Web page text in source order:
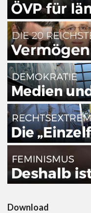
Download